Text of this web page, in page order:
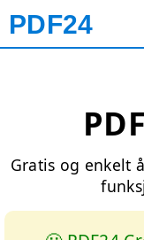
PDF24
Gratis og enkelt